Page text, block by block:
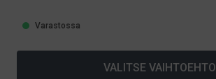
Varastossa
VALITSE VAIHTOEHTO